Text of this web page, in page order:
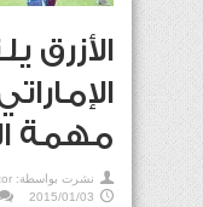
الأزرق
مهمة
نشرت بواسطة:
2015/01/03